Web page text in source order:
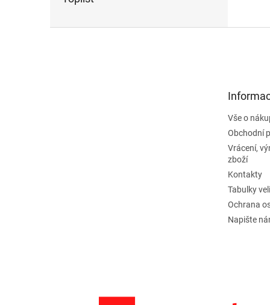
Vše o
Obchodní
Vrácení,
zboží
Kontakty
Tabulky
Ochrana
Napište